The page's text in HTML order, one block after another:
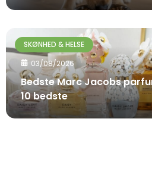
SKØNHED & HELSE
03/08/2026
Bedste Marc Jacobs
10 bedste